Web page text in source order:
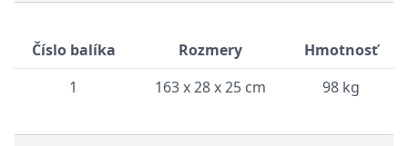
Číslo balíka Rozmery
Hmotnosť
1
163 x 28 x 25 cm 98 kg